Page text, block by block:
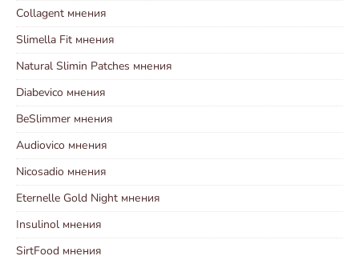
Collagent мнения
Slimella Fit мнения
Natural Slimin Patches мнения
Diabevico мнения
BeSlimmer мнения
Audiovico мнения
Nicosadio мнения
Eternelle Gold Night мнения
Insulinol мнения
SirtFood мнения